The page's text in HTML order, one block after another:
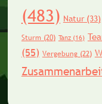
(483) Natur(33)
Sturm(20) Tanz(16)
(55) Vergebung(22)